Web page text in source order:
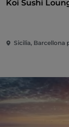
Koi Sushi
Sicilia, Barcellona